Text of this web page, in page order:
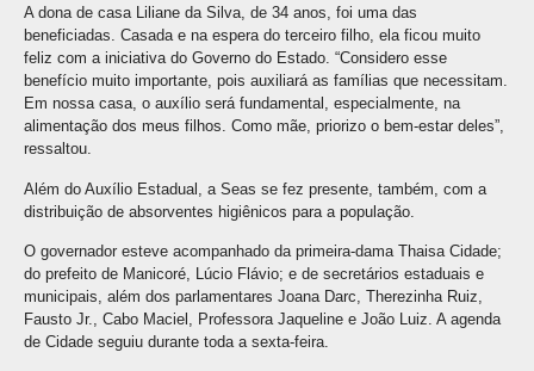
A dona de casa Liliane da Silva, de 34 anos, foi uma das
beneficiadas. Casada e na espera do terceiro filho, ela ficou muito
feliz com a iniciativa do Governo do Estado. “Considero esse
benefício muito importante, pois auxiliará as famílias que necessitam.
Em nossa casa, o auxílio será fundamental, especialmente, na
alimentação dos meus filhos. Como mãe, priorizo o bem-estar deles”,
ressaltou.
Além do Auxílio Estadual, a Seas se fez presente, também, com a
distribuição de absorventes higiênicos para a população.
O governador esteve acompanhado da primeira-dama Thaisa Cidade;
do prefeito de Manicoré, Lúcio Flávio; e de secretários estaduais e
municipais, além dos parlamentares Joana Darc, Therezinha Ruiz,
Fausto Jr., Cabo Maciel, Professora Jaqueline e João Luiz. A agenda
de Cidade seguiu durante toda a sexta-feira.